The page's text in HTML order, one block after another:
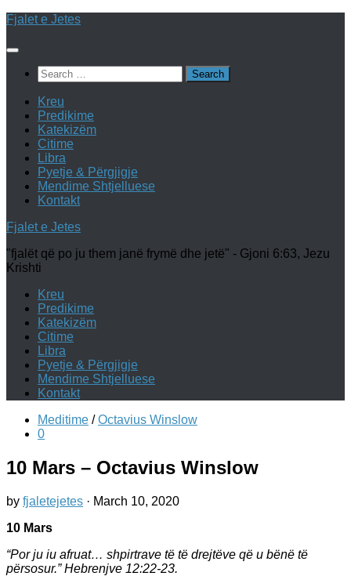
Skip
content
Fjalet e Jetes
Search
for:
Kreu
Predikime
Katekizëm
Citime
Libra
Pyetje & Përgjigje
Mendime Shtjelluese
Kontakt
Fjalet e Jetes
"fjalët që po ju them janë frymë dhe jetë" - Gjoni 6:63, Jezu
Krishti
Kreu
Predikime
Katekizëm
Citime
Libra
Pyetje & Përgjigje
Mendime Shtjelluese
Kontakt
Meditime / Octavius Winslow
0
10 Mars – Octavius Winslow
by fjaletejetes · March 10, 2020
10 Mars
“Por ju iu afruat… shpirtrave të të drejtëve që u bënë të
përsosur.” Hebrenjve 12:22-23.